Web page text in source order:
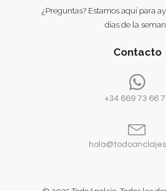
¿Preguntas? Estamos aquí para
días de la
Contacto
+34 669 73 66